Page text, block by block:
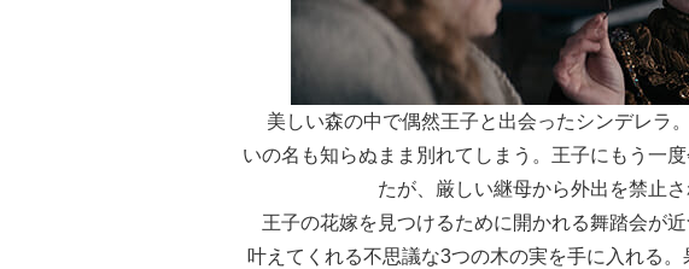
美しい森の中で偶然王子と出会ったシンデレラ
いの名も知らぬまま別れてしまう。王子にもう一
たが、厳しい継母から外出を禁止
王子の花嫁を見つけるために開かれる舞踏会が
叶えてくれる不思議な3つの木の実を手に入れる